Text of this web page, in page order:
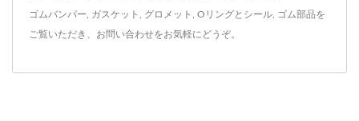
ゴムバンパー ガスケット グロメット Oリングとシール ゴム部品を
ご覧いただき、 お問い合わせをお気軽にどうぞ。